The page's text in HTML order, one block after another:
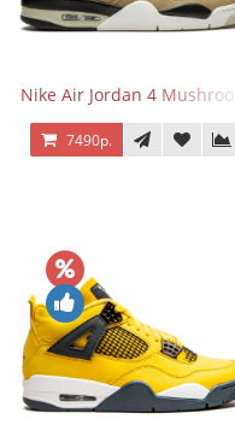
Nike Air Jordan 4
7490р.